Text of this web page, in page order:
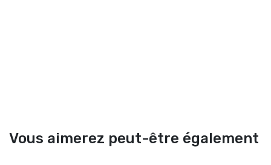
Vous aimerez peut-être également